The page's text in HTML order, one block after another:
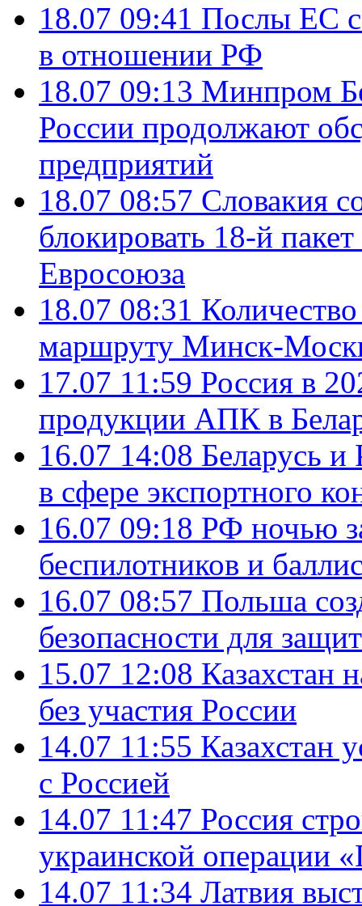
18.07 09:41 Послы ЕС
в отношении РФ
18.07 09:13 Минпром
России продолжают
предприятий
18.07 08:57 Словакия
блокировать 18-й
Евросоюза
18.07 08:31
маршруту Минск-
17.07 11:59 Россия в
продукции АПК в
16.07 14:08 Беларусь и
в сфере экспортного
16.07 09:18 РФ ночью
беспилотников и
16.07 08:57 Польша
безопасности для
15.07 12:08 Казахстан
без участия России
14.07 11:55 Казахстан
с Россией
14.07 11:47 Россия
украинской операции
14.07 11:34 Латвия